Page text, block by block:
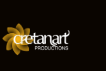
springen